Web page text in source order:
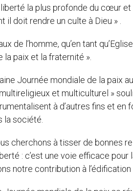
la plus profonde du cœur et
doit rendre un culte à Dieu » .
de l’homme, qu’en tant
paix et la fraternité ».
Journée mondiale de la paix
et multiculturel »
à d’autres fins et
la société.
cherchons à tisser de bonnes
: c’est une voie efficace
notre contribution à